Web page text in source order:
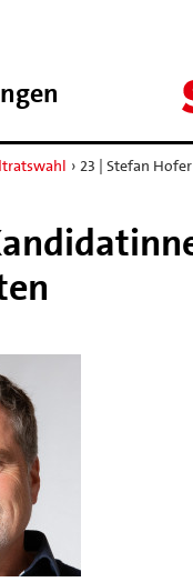
› 23 | Stefan Hofer